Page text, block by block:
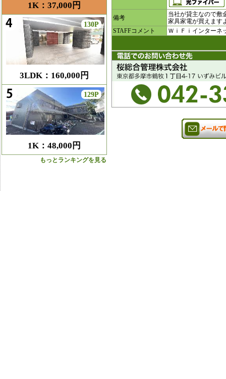
備考
当社が貸主なので敷
家具家電が買えます
STAFFコメント
ＷｉＦｉインターネ
1K：37,000円
3LDK：160,000円
130P
1K：48,000円
129P
もっとランキングを見る